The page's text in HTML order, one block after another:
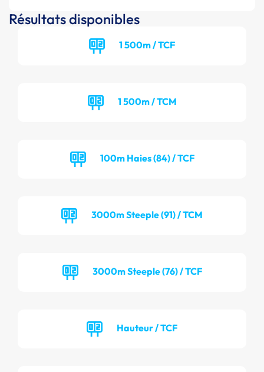
Résultats disponibles
1 500m / TCF
1 500m / TCM
100m Haies (84) / TCF
3000m Steeple (91) / TCM
3000m Steeple (76) / TCF
Hauteur / TCF